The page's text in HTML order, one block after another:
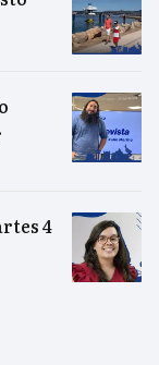
4